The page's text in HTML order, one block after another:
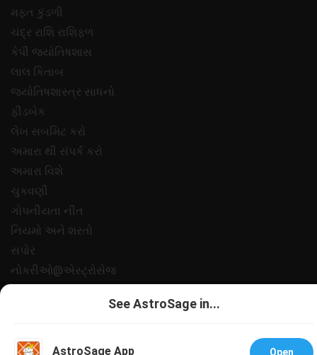
મફ્ત કુંડળી
ચંદ્ર રાશિ રાશિફળ
કેપી જ્યોતિષશાસ
લાલ કિતાબ
જ્યોતિષશાસ્ત્ર સાધનો
ફીડબેક
લેખ સબમિટ કરો
અમારા થી સંપર્ક કરો
અમારા વિશે
ચુકવણી
ગોપનીયતા નીત
નિયમો અને શરતો
સપોર
નોકરીઓ@એસ્ટ્રોસેજ
All copyrights reserved 2025
AstroSage.com
See AstroSage in...
AstroSage App Open